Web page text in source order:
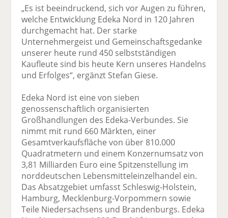
„Es ist beeindruckend, sich vor Augen zu führen,
welche Entwicklung Edeka Nord in 120 Jahren
durchgemacht hat. Der starke
Unternehmergeist und Gemeinschaftsgedanke
unserer heute rund 450 selbstständigen
Kaufleute sind bis heute Kern unseres Handelns
und Erfolges“, ergänzt Stefan Giese.
Edeka Nord ist eine von sieben
genossenschaftlich organisierten
Großhandlungen des Edeka-Verbundes. Sie
nimmt mit rund 660 Märkten, einer
Gesamtverkaufsfläche von über 810.000
Quadratmetern und einem Konzernumsatz von
3,81 Milliarden Euro eine Spitzenstellung im
norddeutschen Lebensmitteleinzelhandel ein.
Das Absatzgebiet umfasst Schleswig-Holstein,
Hamburg, Mecklenburg-Vorpommern sowie
Teile Niedersachsens und Brandenburgs. Edeka